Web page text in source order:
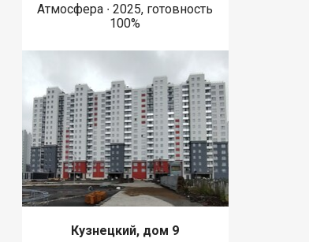
Атмосфера ∙ 2025, готовность
100%
Кузнецкий, дом 9